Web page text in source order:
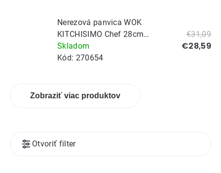
Nerezová panvica WOK
KITCHISIMO Chef 28cm
nepriľnavý povrch
Skladom
Kód: 270654
€31,09
€28,59
Zobraziť viac produktov
Otvoriť filter
Výpis